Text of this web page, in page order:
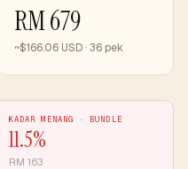
RM 679
~$166.06 USD · 36 pek
KADAR MENANG · BUNDLE
11.5%
RM 163